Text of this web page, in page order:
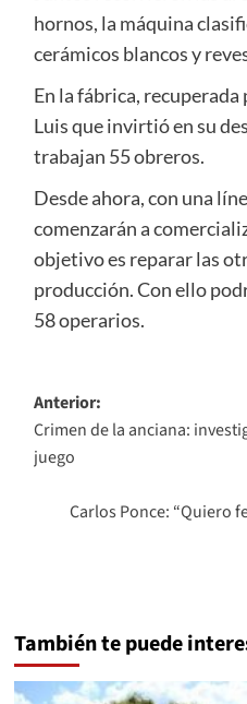
hornos, la máquina
cerámicos blancos y
En la fábrica, recuperada
Luis que invirtió en su
trabajan 55 obreros.
Desde ahora, con una
comenzarán a
objetivo es reparar las
producción. Con ello
58 operarios.
Navegación
de
entradas
Anterior:
Crimen de la anciana:
juego
Carlos Ponce: “Quiero
También te puede